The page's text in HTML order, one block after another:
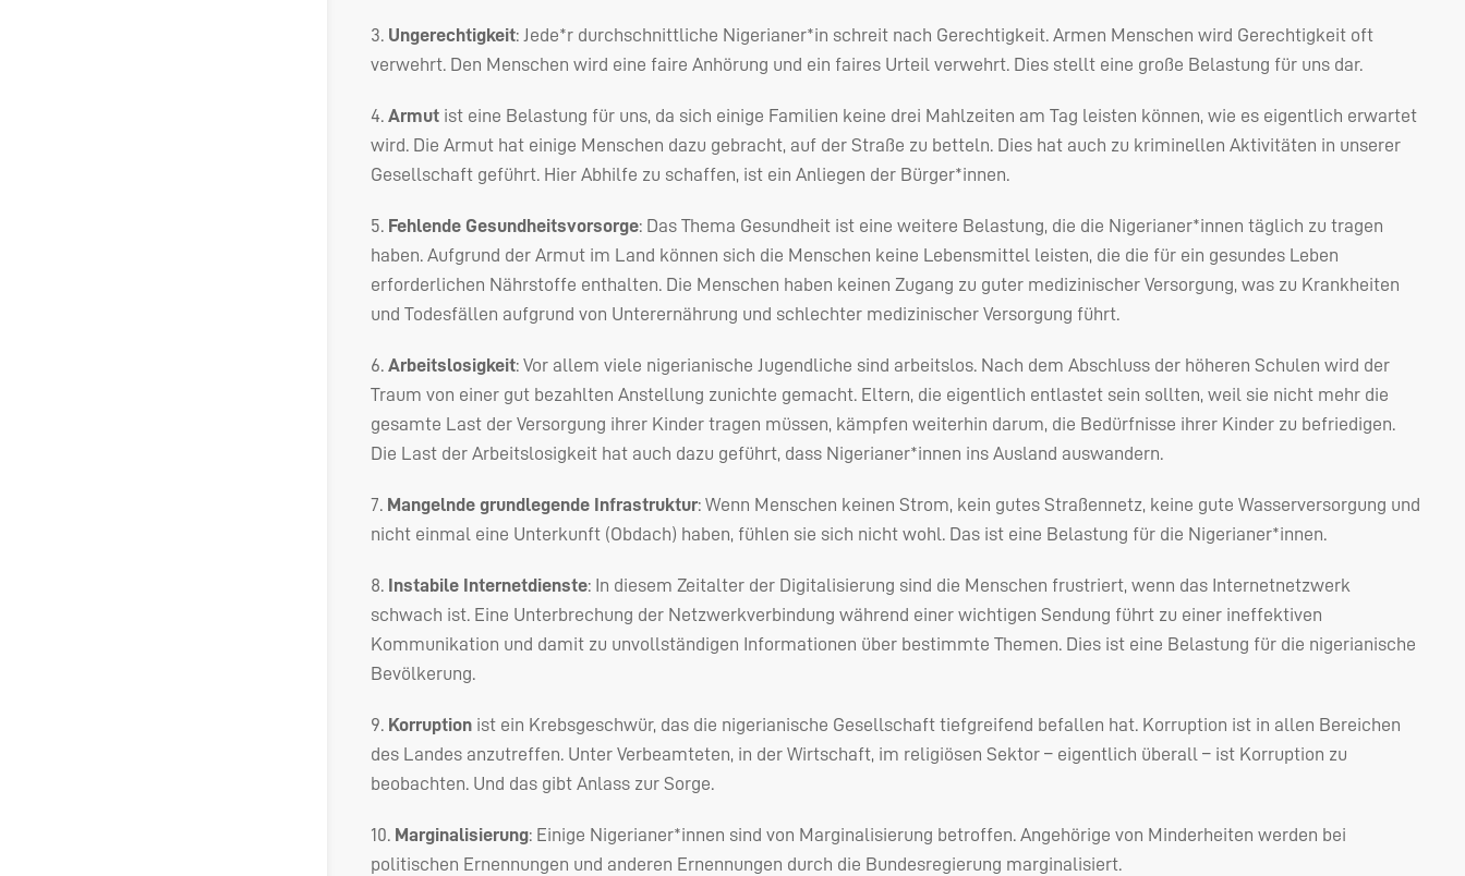
3. Ungerechtigkeit: Jede*r durchschnittliche Nigerianer*in schreit nach Gerechtigkeit. Armen Menschen wird Gerechtigkeit oft
verwehrt. Den Menschen wird eine faire Anhörung und ein faires Urteil verwehrt. Dies stellt eine große Belastung für uns dar.
4. Armut ist eine Belastung für uns, da sich einige Familien keine drei Mahlzeiten am Tag leisten können, wie es eigentlich erwartet
wird. Die Armut hat einige Menschen dazu gebracht, auf der Straße zu betteln. Dies hat auch zu kriminellen Aktivitäten in unserer
Gesellschaft geführt. Hier Abhilfe zu schaffen, ist ein Anliegen der Bürger*innen.
5. Fehlende Gesundheitsvorsorge: Das Thema Gesundheit ist eine weitere Belastung, die die Nigerianer*innen täglich zu tragen
haben. Aufgrund der Armut im Land können sich die Menschen keine Lebensmittel leisten, die die für ein gesundes Leben
erforderlichen Nährstoffe enthalten. Die Menschen haben keinen Zugang zu guter medizinischer Versorgung, was zu Krankheiten
und Todesfällen aufgrund von Unterernährung und schlechter medizinischer Versorgung führt.
6. Arbeitslosigkeit: Vor allem viele nigerianische Jugendliche sind arbeitslos. Nach dem Abschluss der höheren Schulen wird der
Traum von einer gut bezahlten Anstellung zunichte gemacht. Eltern, die eigentlich entlastet sein sollten, weil sie nicht mehr die
gesamte Last der Versorgung ihrer Kinder tragen müssen, kämpfen weiterhin darum, die Bedürfnisse ihrer Kinder zu befriedigen.
Die Last der Arbeitslosigkeit hat auch dazu geführt, dass Nigerianer*innen ins Ausland auswandern.
7. Mangelnde grundlegende Infrastruktur: Wenn Menschen keinen Strom, kein gutes Straßennetz, keine gute Wasserversorgung und
nicht einmal eine Unterkunft (Obdach) haben, fühlen sie sich nicht wohl. Das ist eine Belastung für die Nigerianer*innen.
8. Instabile Internetdienste: In diesem Zeitalter der Digitalisierung sind die Menschen frustriert, wenn das Internetnetzwerk
schwach ist. Eine Unterbrechung der Netzwerkverbindung während einer wichtigen Sendung führt zu einer ineffektiven
Kommunikation und damit zu unvollständigen Informationen über bestimmte Themen. Dies ist eine Belastung für die nigerianische
Bevölkerung.
9. Korruption ist ein Krebsgeschwür, das die nigerianische Gesellschaft tiefgreifend befallen hat. Korruption ist in allen Bereichen
des Landes anzutreffen. Unter Verbeamteten, in der Wirtschaft, im religiösen Sektor – eigentlich überall – ist Korruption zu
beobachten. Und das gibt Anlass zur Sorge.
10. Marginalisierung: Einige Nigerianer*innen sind von Marginalisierung betroffen. Angehörige von Minderheiten werden bei
politischen Ernennungen und anderen Ernennungen durch die Bundesregierung marginalisiert.